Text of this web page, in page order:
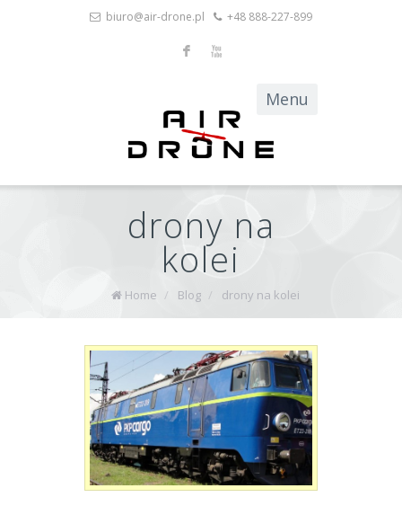
biuro@air-drone.pl +48 888-227-899
F X
drony na
kolei
Home / Blog / drony na kolei